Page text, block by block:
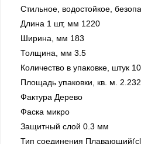
Стильное, водостойкое,
Длина 1 шт, мм 1220
Ширина, мм 183
Толщина, мм 3.5
Количество в упаковке, штук 10
Площадь упаковки, кв. м.
Фактура Дерево
Фаска микро
Защитный слой 0.3 мм
Тип соединения